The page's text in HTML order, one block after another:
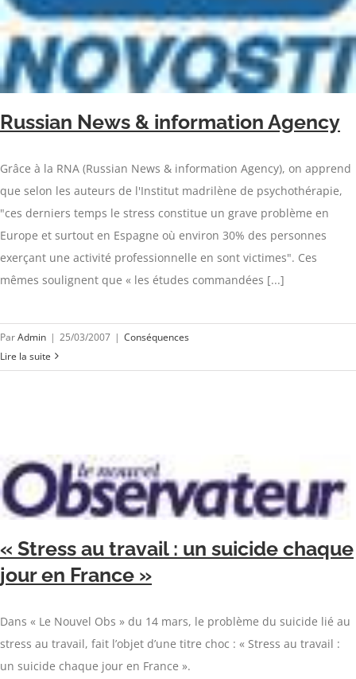
Russian News & information Agency
Grâce à la RNA (Russian News & information Agency), on apprend
que selon les auteurs de l'Institut madrilène de psychothérapie,
"ces derniers temps le stress constitue un grave problème en
Europe et surtout en Espagne où environ 30% des personnes
exerçant une activité professionnelle en sont victimes". Ces
mêmes soulignent que « les études commandées [...]
ParAdmin | 25/03/2007 | Conséquences
Lire la suite
« Stress au travail : un suicide chaque
jour en France »
Dans « Le Nouvel Obs » du 14 mars, le problème du suicide lié au
stress au travail, fait l’objet d’une titre choc : « Stress au travail :
un suicide chaque jour en France ».